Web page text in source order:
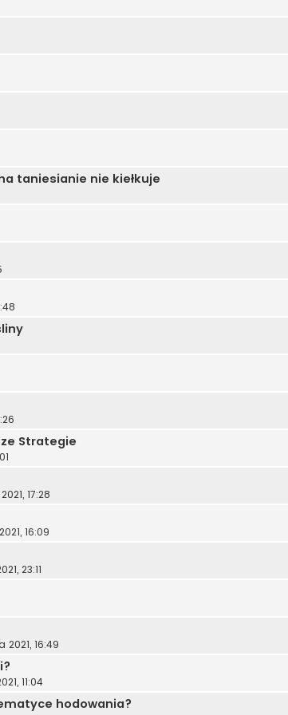
taniesianie nie kiełkuje
Strategie
17:28
16:09
23:11
2021, 16:49
11:04
hodowania?